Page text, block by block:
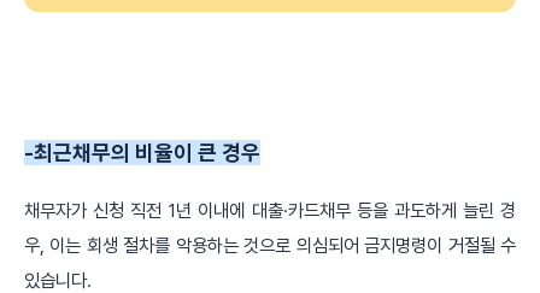
-최근채무의 비율이 큰 경우
채무자가 신청 직전 1년 이내에 대출·카드채무 등을 과도하게 늘린 경
우, 이는 회생 절차를 악용하는 것으로 의심되어 금지명령이 거절될 수
있습니다.